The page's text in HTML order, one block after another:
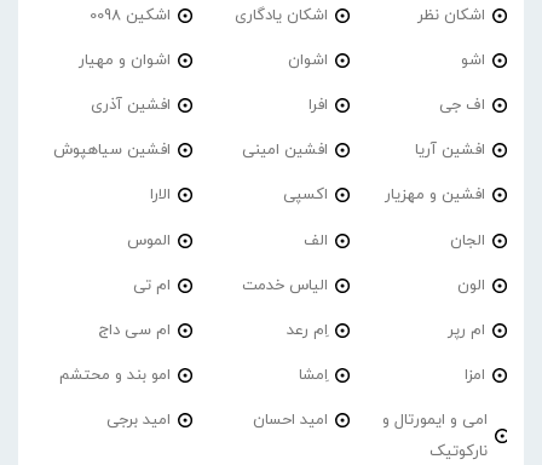
اشکان نظر اشکان یادگاری اشکین 0098
اشو اشوان اشوان و مهیار
اف جی افرا افشین آذری
افشین آریا افشین امینی افشین سیاهپوش
افشین و مهزیار اکسپی الارا
الجان الف الموس
الون الیاس خدمت ام تی
ام رپر اِم رعد ام سی داج
امزا اِمشا امو بند و محتشم
امی و ایمورتال و
نارکوتیک
امید احسان امید برجی